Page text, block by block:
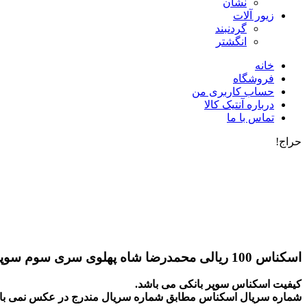
نشان
زیور آلات
گردنبند
انگشتر
خانه
فروشگاه
حساب کاربری من
درباره آنتیک کالا
تماس با ما
حراج!
اسکناس 100 ریالی محمدرضا شاه پهلوی سری سوم سوپر بانکی 1342 – 5/150859
کیفیت اسکناس سوپر بانکی می باشد.
شماره سریال اسکناس مطابق شماره سریال مندرج در عکس نمی